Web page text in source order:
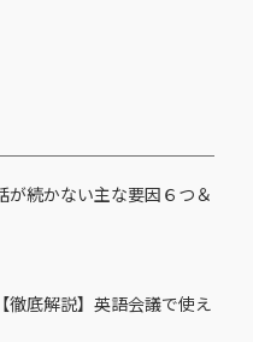
が続かない主な要因６つ＆
徹底解説】英語会議で使え